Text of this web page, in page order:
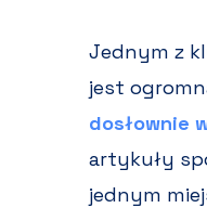
Jednym z
jest
dosłownie
artykuły
jednym